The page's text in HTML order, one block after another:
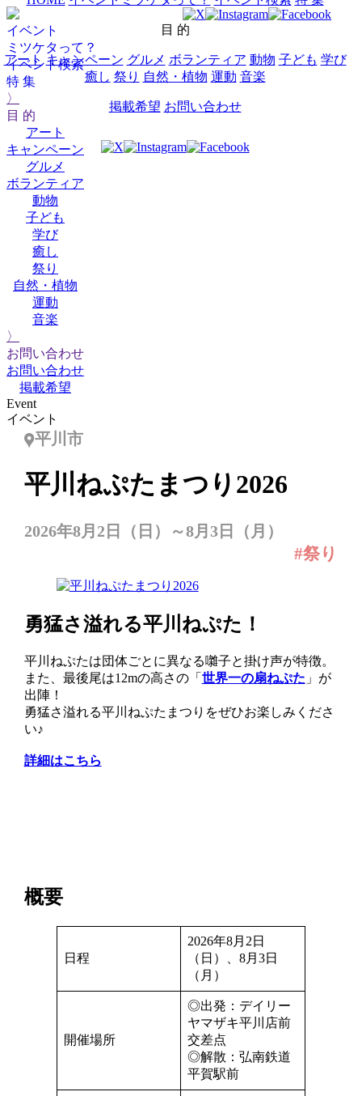
イベント
ミツケタって？
イベント検索
特 集
〉
目 的
アート
キャンペーン
グルメ
ボランティア
動物
子ども
学び
癒し
祭り
自然・植物
運動
音楽
〉
お問い合わせ
お問い合わせ
掲載希望
目 的
アート キャンペーン グルメ ボランティア 動物 子ども 学び
癒し 祭り 自然・植物 運動 音楽
掲載希望 お問い合わせ
Event
イベント
平川市
平川ねぷたまつり2026
2026年8月2日（日）～8月3日（月）
#祭り
勇猛さ溢れる平川ねぷた！
平川ねぷたは団体ごとに異なる囃子と掛け声が特徴。
また、最後尾は12mの高さの「 世界一の扇ねぷた 」が
出陣！
勇猛さ溢れる平川ねぷたまつりをぜひお楽しみくださ
い♪
詳細はこちら
概要
日程
2026年8月2日
（日）、8月3日
（月）
開催場所
◎出発：デイリー
ヤマザキ平川店前
交差点
◎解散：弘南鉄道
平賀駅前